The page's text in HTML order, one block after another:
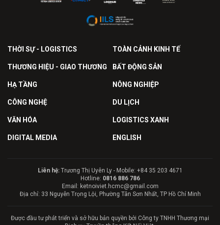
THỜI SỰ - LOGISTICS TOÀN CẢNH KINH TẾ
THƯƠNG HIỆU - GIAO THƯƠNG BẤT ĐỘNG SẢN
HẠ TẦNG NÔNG NGHIỆP
CÔNG NGHỆ DU LỊCH
VĂN HÓA LOGISTICS XANH
DIGITAL MEDIA ENGLISH
Liên hệ:Trương Thị Uyên Ly - Mobile: +84 35 203 4671
Hotline: 0816 886 786
Email: ketnoiviet.hcmc@gmail.com
Địa chỉ: 33 Nguyễn Trọng Lội, Phường Tân Sơn Nhất, TP Hồ Chí Minh
Được đầu tư phát triển và sở hữu bản quyền bởi Công ty TNHH Thương mại